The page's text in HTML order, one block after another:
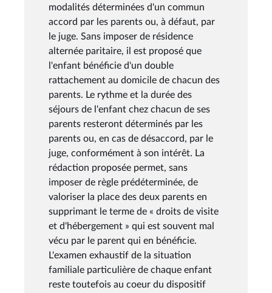
modalités déterminées d'un commun
accord par les parents ou, à défaut, par
le juge. Sans imposer de résidence
alternée paritaire, il est proposé que
l'enfant bénéficie d'un double
rattachement au domicile de chacun des
parents. Le rythme et la durée des
séjours de l'enfant chez chacun de ses
parents resteront déterminés par les
parents ou, en cas de désaccord, par le
juge, conformément à son intérêt. La
rédaction proposée permet, sans
imposer de règle prédéterminée, de
valoriser la place des deux parents en
supprimant le terme de « droits de visite
et d'hébergement » qui est souvent mal
vécu par le parent qui en bénéficie.
L'examen exhaustif de la situation
familiale particulière de chaque enfant
reste toutefois au coeur du dispositif